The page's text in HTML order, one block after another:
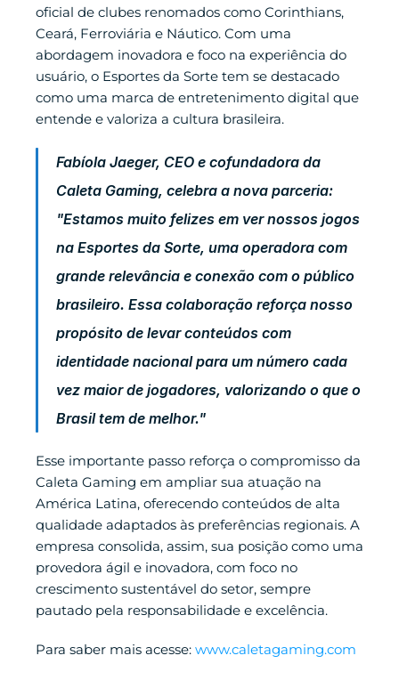
oficial de clubes renomados como Corinthians,
Ceará, Ferroviária e Náutico. Com uma
abordagem inovadora e foco na experiência do
usuário, o Esportes da Sorte tem se destacado
como uma marca de entretenimento digital que
entende e valoriza a cultura brasileira.
Fabíola Jaeger, CEO e cofundadora da
Caleta Gaming, celebra a nova parceria:
"Estamos muito felizes em ver nossos jogos
na Esportes da Sorte, uma operadora com
grande relevância e conexão com o público
brasileiro. Essa colaboração reforça nosso
propósito de levar conteúdos com
identidade nacional para um número cada
vez maior de jogadores, valorizando o que o
Brasil tem de melhor."
Esse importante passo reforça o compromisso da
Caleta Gaming em ampliar sua atuação na
América Latina, oferecendo conteúdos de alta
qualidade adaptados às preferências regionais. A
empresa consolida, assim, sua posição como uma
provedora ágil e inovadora, com foco no
crescimento sustentável do setor, sempre
pautado pela responsabilidade e excelência.
Para saber mais acesse: www.caletagaming.com